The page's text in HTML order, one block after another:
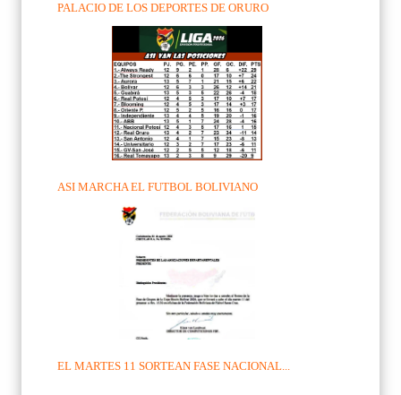
PALACIO DE LOS DEPORTES DE ORURO
ASI MARCHA EL FUTBOL BOLIVIANO
EL MARTES 11 SORTEAN FASE NACIONAL...